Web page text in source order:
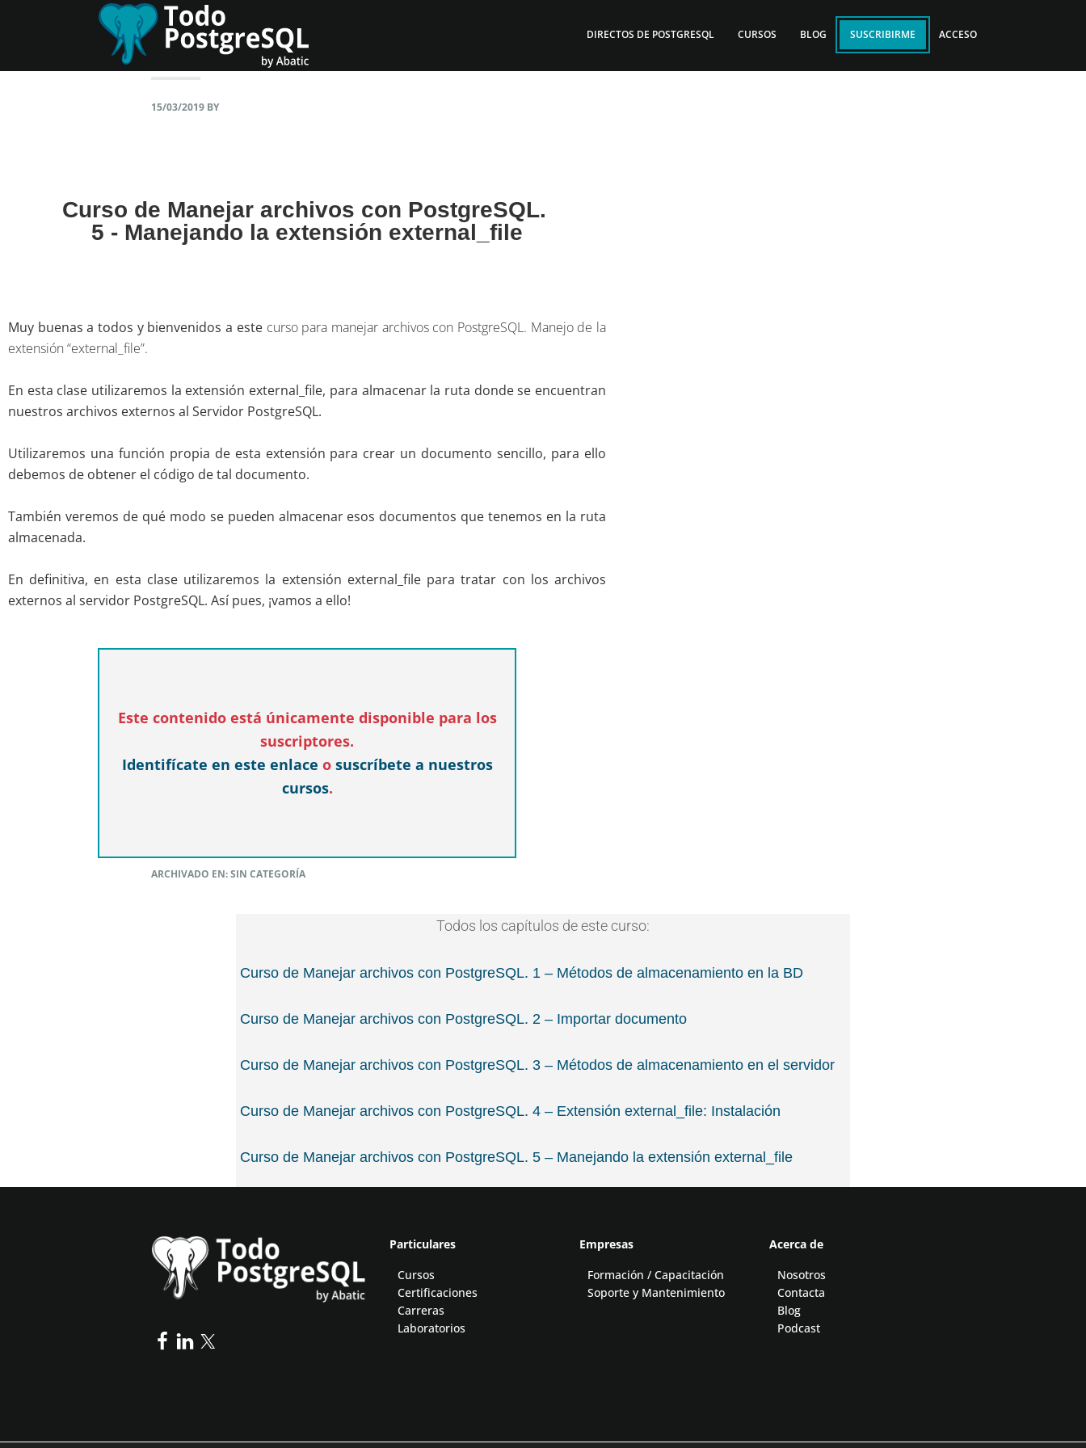
DIRECTOS DE POSTGRESQL CURSOS BLOG SUSCRIBIRME ACCESO
15/03/2019 BY
Curso de Manejar archivos con PostgreSQL.
5 - Manejando la extensión external_file
Muy buenas a todos y bienvenidos a este curso para manejar archivos con PostgreSQL. Manejo de la
extensión “external_file”.
En esta clase utilizaremos la extensión external_file, para almacenar la ruta donde se encuentran
nuestros archivos externos al Servidor PostgreSQL.
Utilizaremos una función propia de esta extensión para crear un documento sencillo, para ello
debemos de obtener el código de tal documento.
También veremos de qué modo se pueden almacenar esos documentos que tenemos en la ruta
almacenada.
En definitiva, en esta clase utilizaremos la extensión external_file para tratar con los archivos
externos al servidor PostgreSQL. Así pues, ¡vamos a ello!
Este contenido está únicamente disponible para los
suscriptores.
Identifícate en este enlace o suscríbete a nuestros
cursos.
ARCHIVADO EN: SIN CATEGORÍA
Todos los capítulos de este curso:
Curso de Manejar archivos con PostgreSQL. 1 – Métodos de almacenamiento en la BD
Curso de Manejar archivos con PostgreSQL. 2 – Importar documento
Curso de Manejar archivos con PostgreSQL. 3 – Métodos de almacenamiento en el servidor
Curso de Manejar archivos con PostgreSQL. 4 – Extensión external_file: Instalación
Curso de Manejar archivos con PostgreSQL. 5 – Manejando la extensión external_file
Particulares
Cursos
Certificaciones
Carreras
Laboratorios
Empresas
Formación / Capacitación
Soporte y Mantenimiento
Acerca de
Nosotros
Contacta
Blog
Podcast